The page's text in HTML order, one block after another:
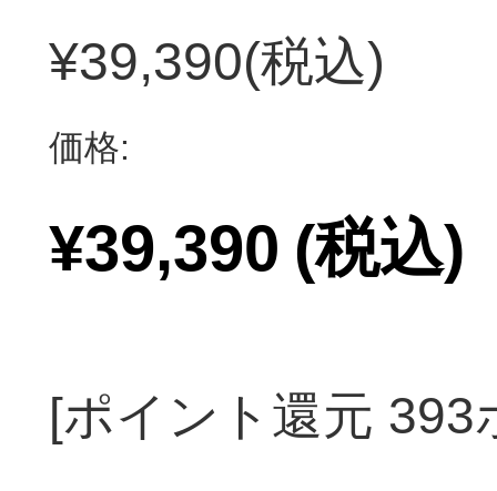
¥39,390(税込)
価格:
¥39,390 (税込)
[ポイント還元 393